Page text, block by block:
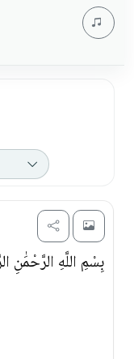
u arapskom
بِسْمِ اللَّهِ الرَّحْمَٰنِ